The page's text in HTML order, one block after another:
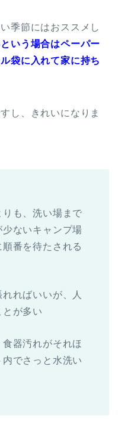
季節にはおススメし
いう場合はペーパー
袋に入れて家に持ち
し、きれいになりま
も、洗い場まで
ないキャンプ場
番を待たされる
ればいいが、人
が多い
器汚れがそれほ
でさっと水洗い